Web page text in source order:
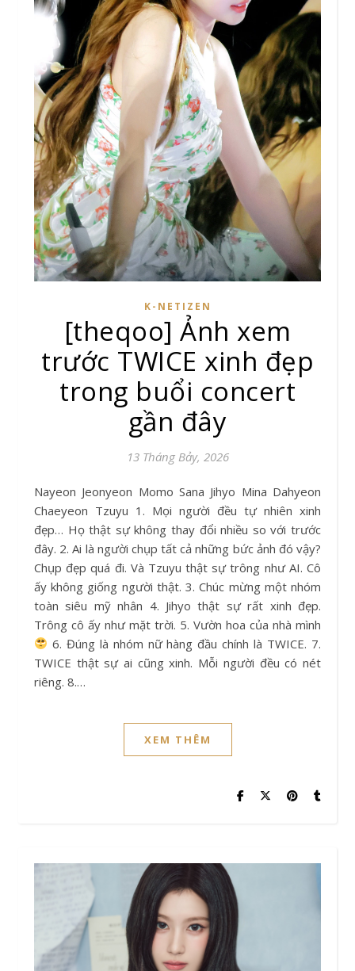
K-NETIZEN
[theqoo] Ảnh xem
trước TWICE xinh đẹp
trong buổi concert
gần đây
13 Tháng Bảy, 2026
Nayeon Jeonyeon Momo Sana Jihyo Mina Dahyeon
Chaeyeon Tzuyu 1. Mọi người đều tự nhiên xinh
đẹp… Họ thật sự không thay đổi nhiều so với trước
đây. 2. Ai là người chụp tất cả những bức ảnh đó vậy?
Chụp đẹp quá đi. Và Tzuyu thật sự trông như AI. Cô
ấy không giống người thật. 3. Chúc mừng một nhóm
toàn siêu mỹ nhân 4. Jihyo thật sự rất xinh đẹp.
Trông cô ấy như mặt trời. 5. Vườn hoa của nhà mình
6. Đúng là nhóm nữ hàng đầu chính là TWICE. 7.
TWICE thật sự ai cũng xinh. Mỗi người đều có nét
riêng. 8.…
XEM THÊM